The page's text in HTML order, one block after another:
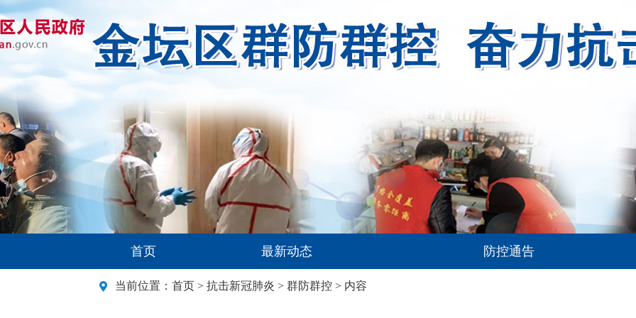
首页 最新动态 防控通告
当前位置： 首页 > 抗击新冠肺炎 > 群防群控 > 内容